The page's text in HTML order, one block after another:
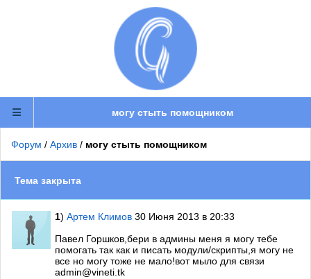
могу стыть помощником
Форум / Архив / могу стыть помощником
Тема закрыта
1) Артем Климов 30 Июня 2013 в 20:33
Павел Горшков,бери в админы меня я могу тебе
помогать так как и писать модули/скрипты,я могу не
все но могу тоже не мало!вот мыло для связи
admin@vineti.tk